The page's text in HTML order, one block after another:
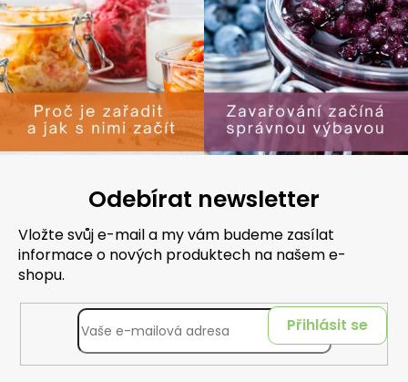
Odebírat newsletter
Vložte svůj e-mail a my vám budeme zasílat
informace o nových produktech na našem e-
shopu.
Přihlásit se